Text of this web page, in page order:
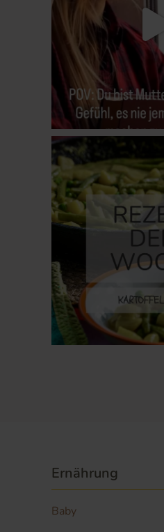
Ernährung
Baby